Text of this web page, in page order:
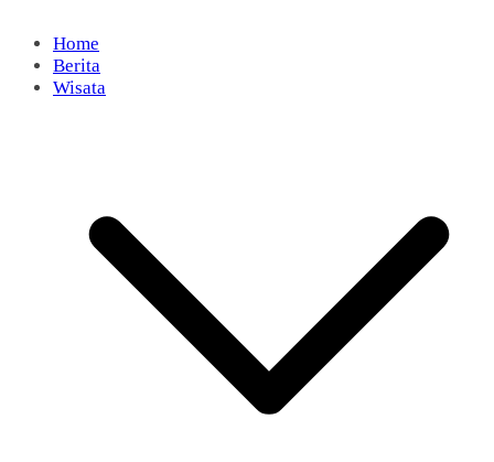
Home
Berita
Wisata